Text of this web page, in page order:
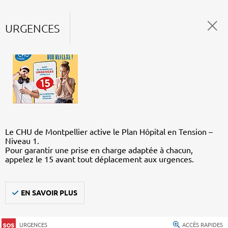
URGENCES
Le CHU de Montpellier active le Plan Hôpital en Tension –
Niveau 1.
Pour garantir une prise en charge adaptée à chacun,
appelez le 15 avant tout déplacement aux urgences.
EN SAVOIR PLUS
URGENCES ACCÈS RAPIDES